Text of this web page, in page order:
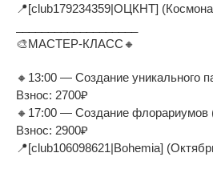
📍[club179234359|ОЦКНТ]
🎨МАСТЕР-КЛАСС🔸
🔸13:00 — Создание уникального
Взнос: 2700₽
🔸17:00 — Создание флорариумов
Взнос: 2900₽
📍[club106098621|Bohemia]